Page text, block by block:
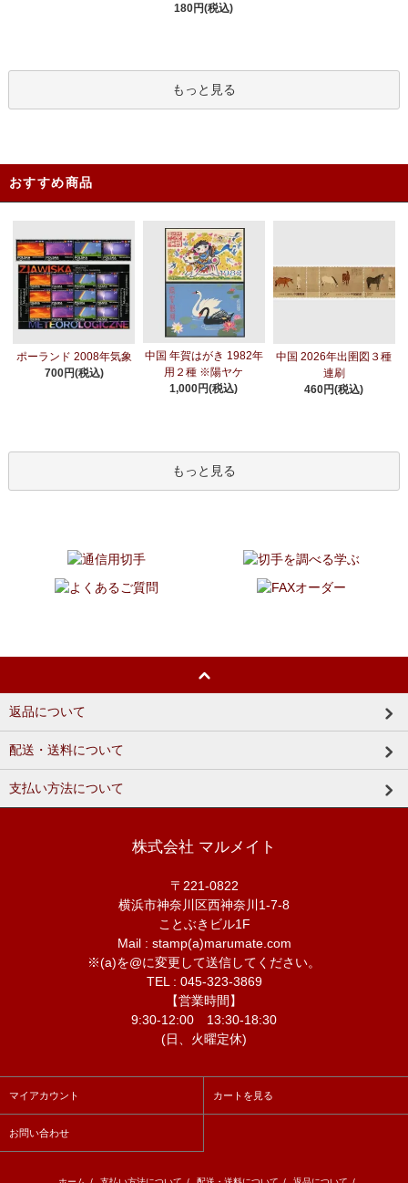
180円(税込)
もっと見る
おすすめ商品
ポーランド 2008年気象
700円(税込)
中国 年賀はがき 1982年
用２種 ※陽ヤケ
1,000円(税込)
中国 2026年出圉図３種
連刷
460円(税込)
もっと見る
返品について
配送・送料について
支払い方法について
株式会社 マルメイト
〒221-0822
横浜市神奈川区西神奈川1-7-8
ことぶきビル1F
Mail : stamp(a)marumate.com
※(a)を@に変更して送信してください。
TEL : 045-323-3869
【営業時間】
9:30-12:00 13:30-18:30
(日、火曜定休)
マイアカウント カートを見る
お問い合わせ